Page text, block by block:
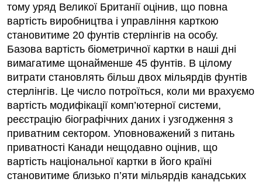
тому уряд Великої Британії оцінив, що повна
вартість виробництва і управління карткою
становитиме 20 фунтів стерлінгів на особу.
Базова вартість біометричної картки в наші дні
вимагатиме щонайменше 45 фунтів. В цілому
витрати становлять більш двох мільярдів фунтів
стерлінгів. Це число потроїться, коли ми врахуємо
вартість модифікації комп’ютерної системи,
реєстрацію біографічних даних і узгодження з
приватним сектором. Уповноважений з питань
приватності Канади нещодавно оцінив, що
вартість національної картки в його країні
становитиме близько п’яти мільярдів канадських